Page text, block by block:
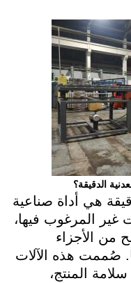
الدقيقة؟
هي أداة صناعية
غير المرغوب فيها،
من الأجزاء
صُممت هذه الآلات
المنتج،